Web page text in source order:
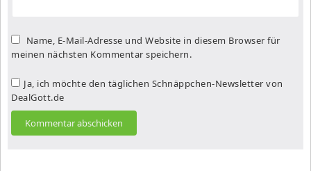
Name, E-Mail-Adresse und Website in diesem Browser für
meinen nächsten Kommentar speichern.
Ja, ich möchte den täglichen Schnäppchen-Newsletter von
DealGott.de